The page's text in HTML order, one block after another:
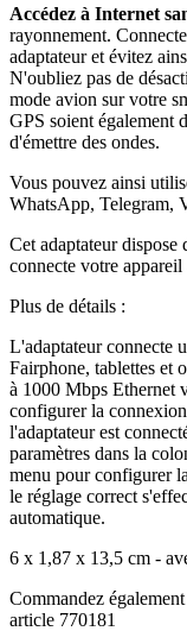
Accédez à Internet
rayonnement.
adaptateur et évitez
N'oubliez pas de
mode avion sur votre
GPS soient également
d'émettre des ondes.
Vous pouvez ainsi
WhatsApp, Telegram,
Cet adaptateur dispose
connecte votre
Plus de détails :
L'adaptateur connecte
Fairphone, tablettes et
à 1000 Mbps Ethernet
configurer la
l'adaptateur est
paramètres dans la
menu pour configurer
le réglage correct
automatique.
6 x 1,87 x 13,5 cm -
Commandez
article 770181